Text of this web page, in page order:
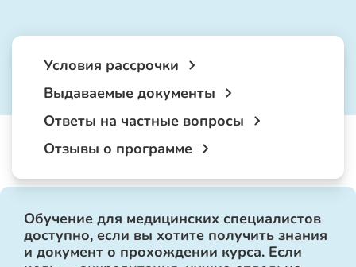
Условия рассрочки
Выдаваемые документы
Ответы на частные вопросы
Отзывы о программе
Обучение для медицинских специалистов
доступно, если вы хотите получить знания
и документ о прохождении курса. Если